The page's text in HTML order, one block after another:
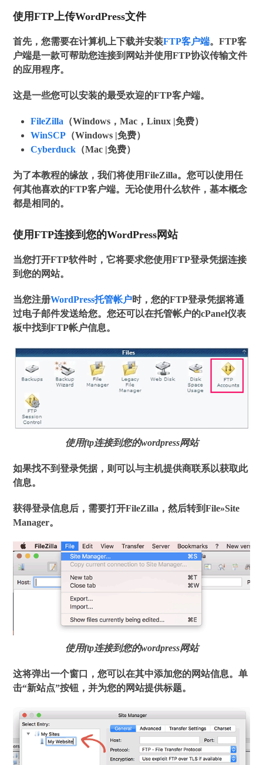
使用FTP上传WordPress文件
首先，您需要在计算机上下载并安装FTP客户端。FTP客
户端是一款可帮助您连接到网站并使用FTP协议传输文件
的应用程序。
这是一些您可以安装的最受欢迎的FTP客户端。
FileZilla （Windows，Mac，Linux |免费）
WinSCP （Windows |免费）
Cyber​​duck （Mac |免费）
为了本教程的缘故，我们将使用FileZilla。您可以使用任
何其他喜欢的FTP客户端。无论使用什么软件，基本概念
都是相同的。
使用FTP连接到您的WordPress网站
当您打开FTP软件时，它将要求您使用FTP登录凭据连接
到您的网站。
当您注册WordPress托管帐户时，您的FTP登录凭据将通
过电子邮件发送给您。您还可以在托管帐户的cPanel仪表
板中找到FTP帐户信息。
使用ftp连接到您的wordpress网站
如果找不到登录凭据，则可以与主机提供商联系以获取此
信息。
获得登录信息后，需要打开FileZilla，然后转到File»Site
Manager。
使用ftp连接到您的wordpress网站
这将弹出一个窗口，您可以在其中添加您的网站信息。单
击“新站点”按钮，并为您的网站提供标题。